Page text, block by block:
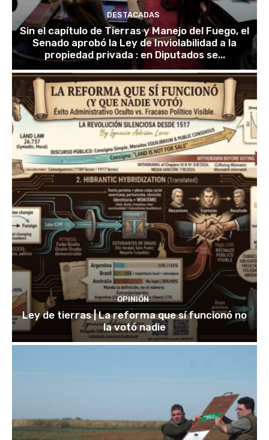
DESTACADAS
Sin el capítulo de Tierras y Manejo del Fuego, el
Senado aprobó la Ley de Inviolabilidad a la
propiedad privada : en Diputados se...
OPINIÓN
Ley de tierras | La reforma que sí funcionó no
la votó nadie